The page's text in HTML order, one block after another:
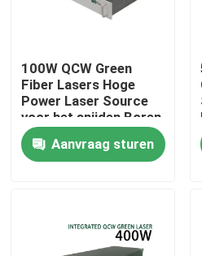
Huis
100W QCW Green
Fiber Lasers Hoge
Power Laser Source
voor het snijden Boren
Lassen 200W 300W
500WAanvraag sturen